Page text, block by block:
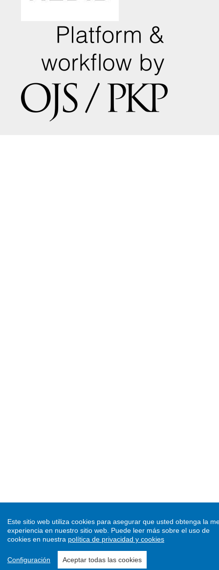
Este sitio web utiliza cookies para asegurar que usted obtenga la
experiencia en nuestro sitio web. Puede leer más sobre el uso de
cookies en nuestra política de privacidad y cookies
Configuración Aceptar todas las cookies